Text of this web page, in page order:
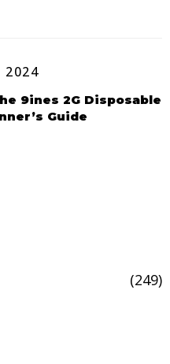
2024
9ines 2G Disposable
Guide
(249)